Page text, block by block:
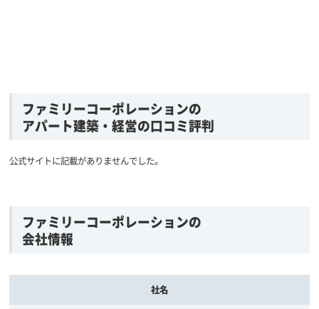
ファミリーコーポレーションの
アパート建築・経営の口コミ評判
公式サイトに記載がありませんでした。
ファミリーコーポレーションの
会社情報
社名